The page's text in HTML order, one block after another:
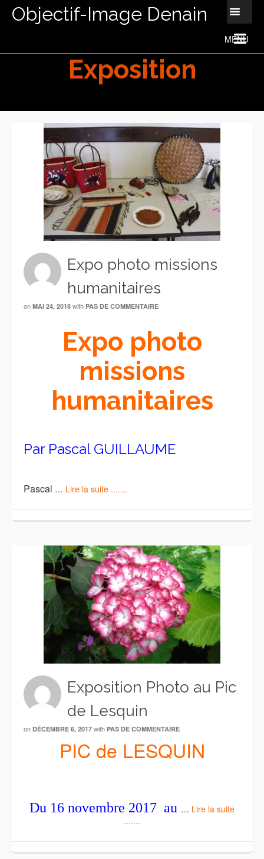
Objectif-Image Denain
Exposition
Expo photo missions
humanitaires
on MAI 24, 2018 with PAS DE COMMENTAIRE
Expo photo
missions
humanitaires
Par Pascal GUILLAUME
Pascal … Lire la suite .......
Exposition Photo au Pic
de Lesquin
on DÉCEMBRE 6, 2017 with PAS DE COMMENTAIRE
PIC de LESQUIN
Du 16 novembre 2017 au … Lire la suite
.......